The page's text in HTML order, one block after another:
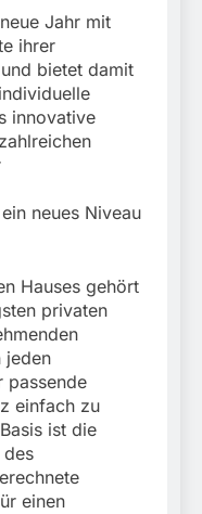
an
in Aubing
ermittelt
den
Jahr mit
ihrer
bietet damit
innovative
neues Niveau
Hauses gehört
privaten
jeden
passende
einfach zu
ist die
des
einen